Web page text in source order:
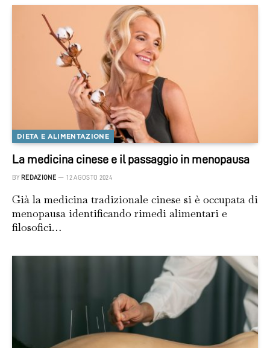
DIETA E ALIMENTAZIONE
La medicina cinese e il passaggio in menopausa
BY REDAZIONE 12 AGOSTO 2024
Già la medicina tradizionale cinese si è occupata di
menopausa identificando rimedi alimentari e
filosofici…